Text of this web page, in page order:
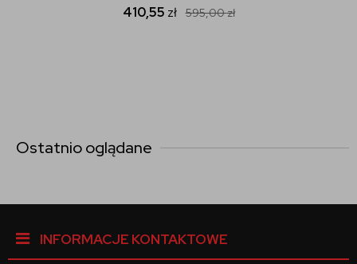
410,55 zł 595,00zł
Ostatnio oglądane
INFORMACJE KONTAKTOWE